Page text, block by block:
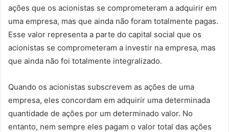
ações que os acionistas se comprometeram a adquirir em
uma empresa, mas que ainda não foram totalmente pagas.
Esse valor representa a parte do capital social que os
acionistas se comprometeram a investir na empresa, mas
que ainda não foi totalmente integralizado.
Quando os acionistas subscrevem as ações de uma
empresa, eles concordam em adquirir uma determinada
quantidade de ações por um determinado valor. No
entanto, nem sempre eles pagam o valor total das ações